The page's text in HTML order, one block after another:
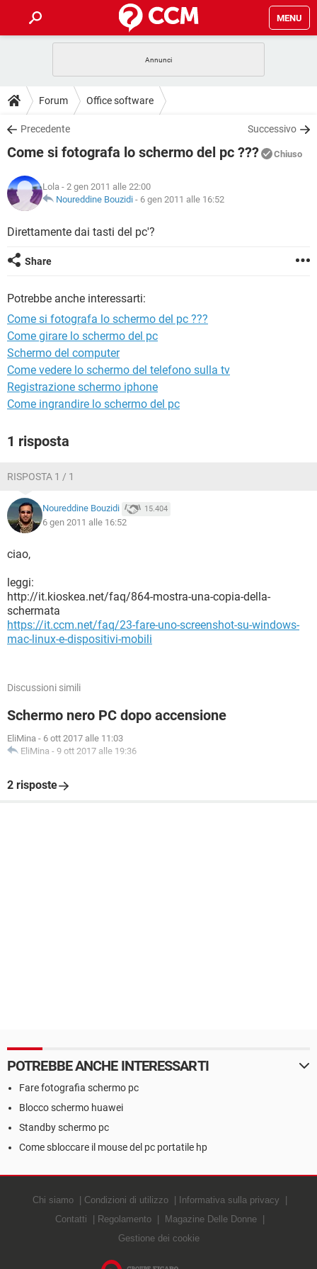
MENU
INTRATTENIMENTO
iOS
INSTAGRAM WHATSAPP
TIKTOK
HARDWARE
GUIDE
COVID-19
INSTAGRAM
TIKTOK
HARDWARE
DOWNLOAD
COVID-19 GAMING
INTRATTENIMENTO
iOS WINDOWS 10
INSTAGRAM
COVID-19
INTRATTENIMENTO
iOS
INSTAGRAM
GLOSSARIO
COVID-19
INSTAGRAM
TIKTOK FACEBOOK
Forum Office software
Precedente Successivo
Come si fotografa lo schermo del pc ??? Chiuso
Lola - 2 gen 2011 alle 22:00
Noureddine Bouzidi - 6 gen 2011 alle 16:52
Direttamente dai tasti del pc'?
Share
Potrebbe anche interessarti:
Come si fotografa lo schermo del pc ???
Come girare lo schermo del pc
Schermo del computer
Come vedere lo schermo del telefono sulla tv
Registrazione schermo iphone
Come ingrandire lo schermo del pc
1 risposta
RISPOSTA 1 / 1
Noureddine Bouzidi 15.404
6 gen 2011 alle 16:52
ciao,
leggi:
http://it.kioskea.net/faq/864-mostra-una-copia-della-
schermata
https://it.ccm.net/faq/23-fare-uno-screenshot-su-windows-
mac-linux-e-dispositivi-mobili
Discussioni simili
Schermo nero PC dopo accensione
EliMina - 6 ott 2017 alle 11:03
EliMina - 9 ott 2017 alle 19:36
2 risposte
POTREBBE ANCHE INTERESSARTI
Fare fotografia schermo pc
Blocco schermo huawei
Standby schermo pc
Come sbloccare il mouse del pc portatile hp
Chi siamo Condizioni di utilizzo
Informativa sulla privacy
Contatti
Regolamento
Magazine Delle Donne
Gestione dei cookie